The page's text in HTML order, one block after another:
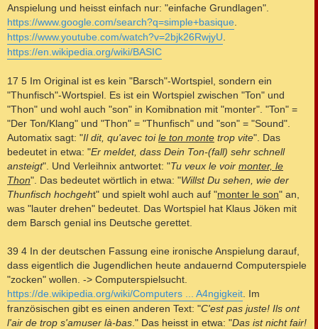
Anspielung und heisst einfach nur: "einfache Grundlagen".
https://www.google.com/search?q=simple+basique
https://www.youtube.com/watch?v=2bjk26RwjyU
https://en.wikipedia.org/wiki/BASIC
17 5 Im Original ist es kein "Barsch"-Wortspiel, sondern ein
"Thunfisch"-Wortspiel. Es ist ein Wortspiel zwischen "Ton" und
"Thon" und wohl auch "son" in Komibnation mit "monter". "Ton" =
"Der Ton/Klang" und "Thon" = "Thunfisch" und "son" = "Sound".
Automatix sagt: "Il dit, qu'avec toile ton monte trop vite". Das
bedeutet in etwa: "Er meldet, dass Dein Ton-(fall) sehr schnell
ansteigt". Und Verleihnix antwortet: "Tu veux le voir monter, le
Thon". Das bedeutet wörtlich in etwa: "Willst Du sehen, wie der
Thunfisch hochgeht" und spielt wohl auch auf "monter le son" an,
was "lauter drehen" bedeutet. Das Wortspiel hat Klaus Jöken mit
dem Barsch genial ins Deutsche gerettet.
39 4 In der deutschen Fassung eine ironische Anspielung darauf,
dass eigentlich die Jugendlichen heute andauernd Computerspiele
"zocken" wollen. -> Computerspielsucht.
https://de.wikipedia.org/wiki/Computers ... A4ngigkeit . Im
französischen gibt es einen anderen Text: "C'est pas juste! Ils ont
l'air de trop s'amuser là-bas ." Das heisst in etwa: "Das ist nicht fair!